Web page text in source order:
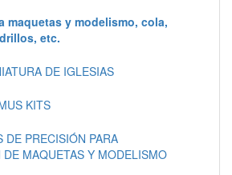
maquetas y modelismo, cola,
etc.
DE IGLESIAS
KITS
DE PRECISIÓN PARA
MAQUETAS Y MODELISMO